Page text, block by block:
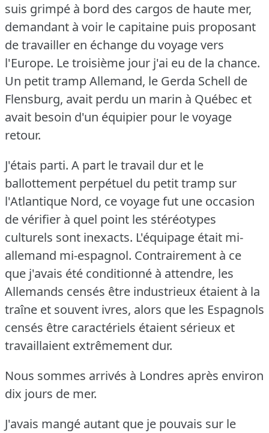
suis grimpé à bord des cargos de haute mer,
demandant à voir le capitaine puis proposant
de travailler en échange du voyage vers
l'Europe. Le troisième jour j'ai eu de la chance.
Un petit tramp Allemand, le Gerda Schell de
Flensburg, avait perdu un marin à Québec et
avait besoin d'un équipier pour le voyage
retour.
J'étais parti. A part le travail dur et le
ballottement perpétuel du petit tramp sur
l'Atlantique Nord, ce voyage fut une occasion
de vérifier à quel point les stéréotypes
culturels sont inexacts. L'équipage était mi-
allemand mi-espagnol. Contrairement à ce
que j'avais été conditionné à attendre, les
Allemands censés être industrieux étaient à la
traîne et souvent ivres, alors que les Espagnols
censés être caractériels étaient sérieux et
travaillaient extrêmement dur.
Nous sommes arrivés à Londres après environ
dix jours de mer.
J'avais mangé autant que je pouvais sur le